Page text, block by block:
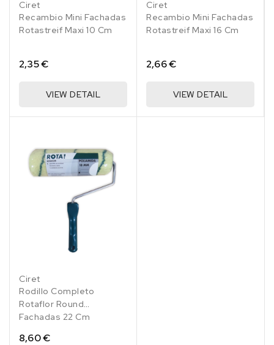
Ciret
Recambio Mini Fachadas
Rotastreif Maxi 10 Cm
2,35 €
VIEW DETAIL
Ciret
Recambio Mini Fachadas
Rotastreif Maxi 16 Cm
2,66 €
VIEW DETAIL
Ciret
Rodillo Completo
Rotaflor Round
Fachadas 22 Cm
8,60 €